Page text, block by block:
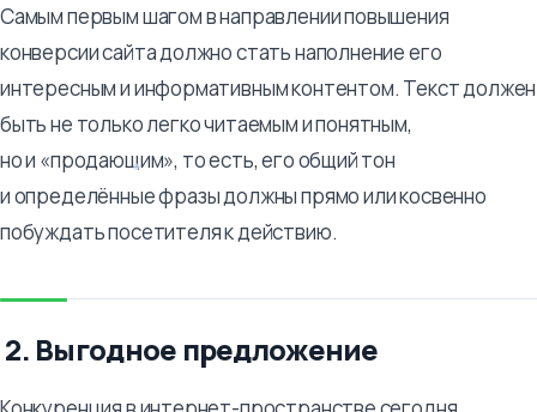
Самым первым шагом в направлении повышения
конверсии сайта должно стать наполнение его
интересным и информативным контентом. Текст должен
быть не только легко читаемым и понятным,
но и «продающим», то есть, его общий тон
и определённые фразы должны прямо или косвенно
побуждать посетителя к действию.
2. Выгодное предложение